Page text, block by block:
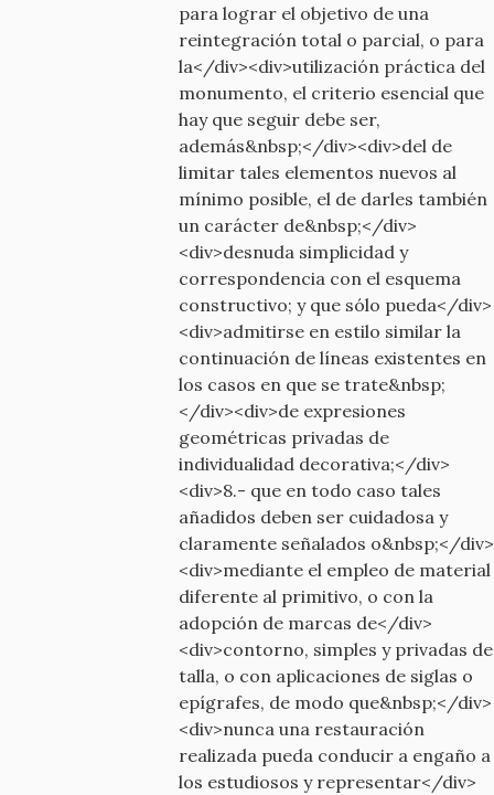
para lograr el objetivo de una
reintegración total o parcial, o para
la</div><div>utilización práctica del
monumento, el criterio esencial que
hay que seguir debe ser,
además&nbsp;</div><div>del de
limitar tales elementos nuevos al
mínimo posible, el de darles también
un carácter de&nbsp;</div>
<div>desnuda simplicidad y
correspondencia con el esquema
constructivo; y que sólo pueda</div>
<div>admitirse en estilo similar la
continuación de líneas existentes en
los casos en que se trate&nbsp;
</div><div>de expresiones
geométricas privadas de
individualidad decorativa;</div>
<div>8.- que en todo caso tales
añadidos deben ser cuidadosa y
claramente señalados o&nbsp;</div>
<div>mediante el empleo de material
diferente al primitivo, o con la
adopción de marcas de</div>
<div>contorno, simples y privadas de
talla, o con aplicaciones de siglas o
epígrafes, de modo que&nbsp;</div>
<div>nunca una restauración
realizada pueda conducir a engaño a
los estudiosos y representar</div>